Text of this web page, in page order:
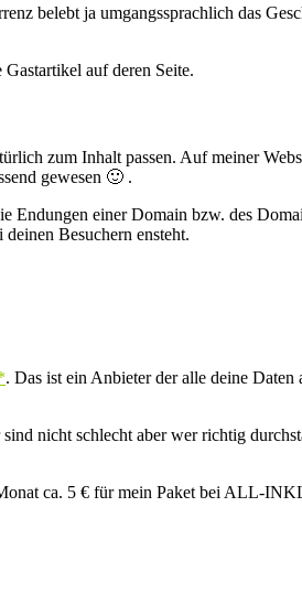
belebt ja umgangssprachlich das
auf deren Seite.
zum Inhalt passen. Auf meiner
gewesen 🙂 .
Endungen einer Domain bzw. des
Besuchern ensteht.
. Das ist ein Anbieter der alle deine
nicht schlecht aber wer richtig
ca. 5 € für mein Paket bei ALL-